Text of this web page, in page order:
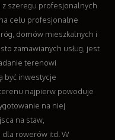
z szeregu profesjonalnych
celu profesjonalne
domów mieszkalnych i
zamawianych usług, jest
terenowi
być inwestycje
najpierw powoduje
na niej
na staw,
rowerów itd. W